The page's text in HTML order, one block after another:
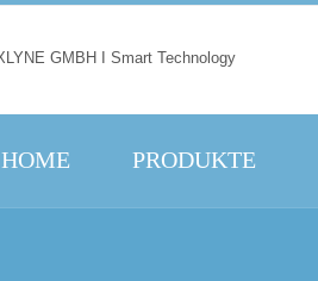
HOME PRODUKTE